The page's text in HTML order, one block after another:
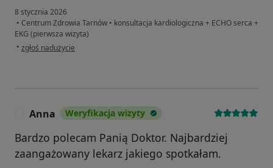
8 stycznia 2026
• Centrum Zdrowia Tarnów • konsultacja kardiologiczna + ECHO serca +
EKG (pierwsza wizyta)
• w opinii użytkownika Remigiusz
zgłoś nadużycie
Anna Weryfikacja wizyty
Bardzo polecam Panią Doktor. Najbardziej
zaangażowany lekarz jakiego spotkałam.